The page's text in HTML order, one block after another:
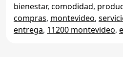
bienestar, comodidad,
compras, montevideo,
entrega, 11200 montevideo,